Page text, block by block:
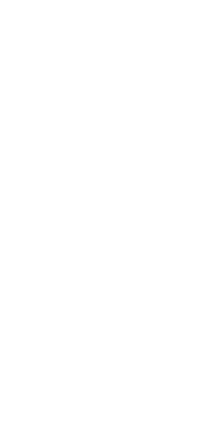
が野崎さん、これからビジ
係性はどのように変化して
として捉えるかどうかがひ
てくると思います。僕のな
からお話しさせていただく
っと考えているのが「デザ
がやるものなのか」という
たら、これをコップとして
にか小物を入れる人もいま
に、生活者がこれをどう見
能を実装させていくか。こ
本質だと思うんです。こう
デザイナーの意図通りに使
ば、そこから拡張されて全
いくこともあるんですよ